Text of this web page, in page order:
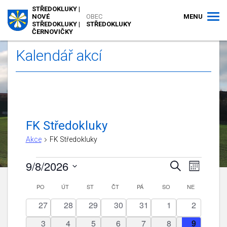
OBEC
STŘEDOKLUKY
STŘEDOKLUKY |
NOVÉ
STŘEDOKLUKY |
ČERNOVIČKY
MENU
Kalendář akcí
FK Středokluky
Akce FK Středokluky
Akce
Navigace
hledání
a
zobrazení
Hledat
pro
Měsíc
9/8/2026
datum.
Kalendář
z
Akce
PO PONDĚLÍ
ÚT ÚTERÝSTSTŘEDAČT ČTVRTEK
PÁPÁTEK SO SOBOTA
NE
0
akce
27
0
akce
28
0
akce
29
0
akce
30
0
akce
31
0
akce
1
0
akce
2
0
3
0
4
0
5
0
6
0
7
0
8
0
9